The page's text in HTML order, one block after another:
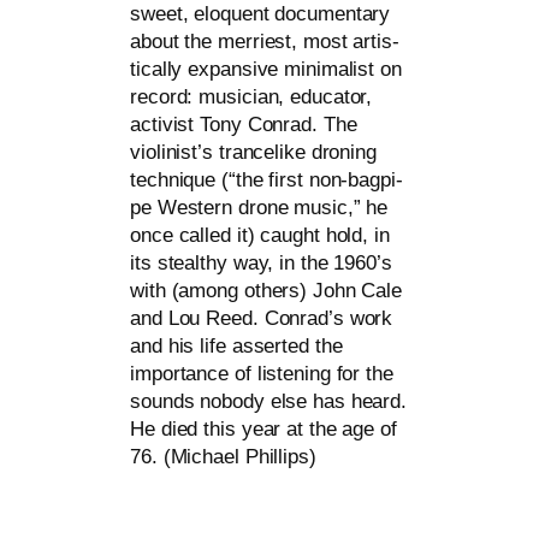
sweet, elo­quent docu­men­ta­ry
about the mer­riest, most artis­
ti­cal­ly expan­si­ve mini­ma­list on
record: musi­ci­an, edu­ca­tor,
acti­vist Tony Conrad. The
violinist’s tran­ce­li­ke dro­ning
tech­ni­que (“the first non-bag­pi­
pe Western dro­ne music,” he
once cal­led it) caught hold, in
its ste­alt­hy way, in the 1960’s
with (among others) John Cale
and Lou Reed. Conrad’s work
and his life asser­ted the
importance of lis­tening for the
sounds nobo­dy else has heard.
He died this year at the age of
76. (Michael Phillips)